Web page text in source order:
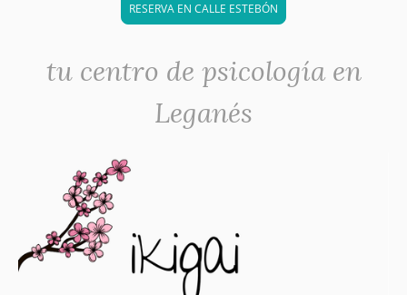
RESERVA EN CALLE ESTEBÓN
tu centro de psicología en
Leganés